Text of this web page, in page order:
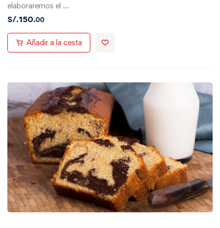
elaboraremos el …
S/.150.00
Añadir a la cesta